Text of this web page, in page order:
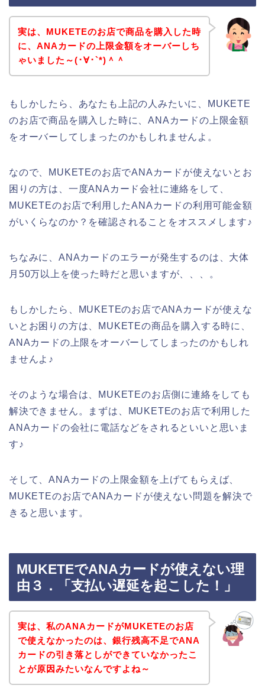
実は、MUKETEのお店で商品を購入した時
に、ANAカードの上限金額をオーバーしち
ゃいました～(･∀･`*)＾＾
もしかしたら、あなたも上記の人みたいに、MUKETE
のお店で商品を購入した時に、ANAカードの上限金額
をオーバーしてしまったのかもしれませんよ。
なので、MUKETEのお店でANAカードが使えないとお
困りの方は、一度ANAカード会社に連絡をして、
MUKETEのお店で利用したANAカードの利用可能金額
がいくらなのか？を確認されることをオススメします♪
ちなみに、ANAカードのエラーが発生するのは、大体
月50万以上を使った時だと思いますが、、、。
もしかしたら、MUKETEのお店でANAカードが使えな
いとお困りの方は、MUKETEの商品を購入する時に、
ANAカードの上限をオーバーしてしまったのかもしれ
ませんよ♪
そのような場合は、MUKETEのお店側に連絡をしても
解決できません。まずは、MUKETEのお店で利用した
ANAカードの会社に電話などをされるといいと思いま
す♪
そして、ANAカードの上限金額を上げてもらえば、
MUKETEのお店でANAカードが使えない問題を解決で
きると思います。
MUKETEでANAカードが使えない理
由３．「支払い遅延を起こした！」
実は、私のANAカードがMUKETEのお店
で使えなかったのは、銀行残高不足でANA
カードの引き落としができていなかったこ
とが原因みたいなんですよね～